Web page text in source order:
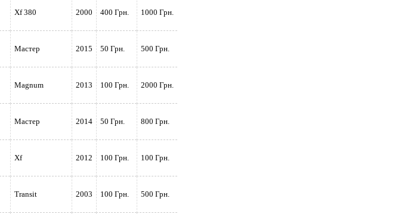
Xf 380 2000 400 Грн. 1000 Грн.
Мастер 2015 50 Грн. 500 Грн.
Magnum 2013 100 Грн. 2000 Грн.
Мастер 2014 50 Грн. 800 Грн.
Xf 2012 100 Грн. 100 Грн.
Transit 2003 100 Грн. 500 Грн.